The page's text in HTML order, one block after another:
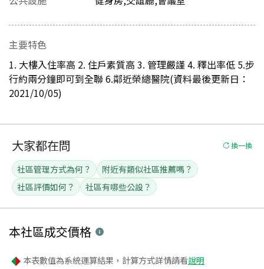
主要特色
1. 大樓入住率高 2. 住戶素質高 3. 管理嚴謹 4. 釋出率低 5.步
行約兩分鐘即可到全聯 6.鄰近榮總醫院(資料最後更新日：
2021/10/05)
大家都在問 換一換
社區管理方式為何？
附近有類似社區推薦嗎？
社區評價如何？
社區有哪些公設？
本社區成交價格
本表數值為系統運算結果，計算方式詳情請看說明